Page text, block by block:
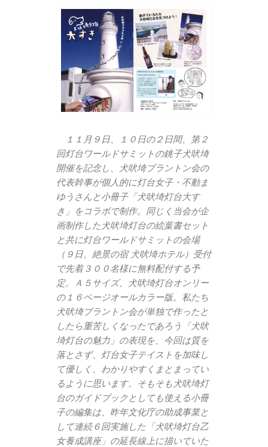
１１月９日、１０日の２日間、第２
回灯台ワールドサミットの銚子犬吠埼
開催を記念し、犬吠埼ブラントン会の
代表幹事が個人的に灯台女子・不動ま
ゆうさんと小冊子「犬吠埼灯台大す
き」をコラボで制作。同じく当会が企
画制作した犬吠埼灯台の絵葉書セット
と共に灯台ワールドサミットの会場
（９日、絶景の宿 犬吠埼ホテル）受付
で先着３００名様に無料配付する予
定。
Ａ５サイズ、犬吠埼灯台オンリー
の１６ページオールカラー版。私たち
犬吠埼ブラントン会が単独で作ったと
したら重苦しくなったであろう「犬吠
埼灯台の魅力」の表現を、今回は質を
落とさず、灯台女子テイストを加味し
て優しく、わかりやすくまとまってい
るように思います。そもそも犬吠埼灯
台のガイドブックとしても使える小冊
子の編集は、昨年文化庁の助成事業と
して連続６回実施した「犬吠埼灯台乙
女養成講座」の延長線上に描いていた